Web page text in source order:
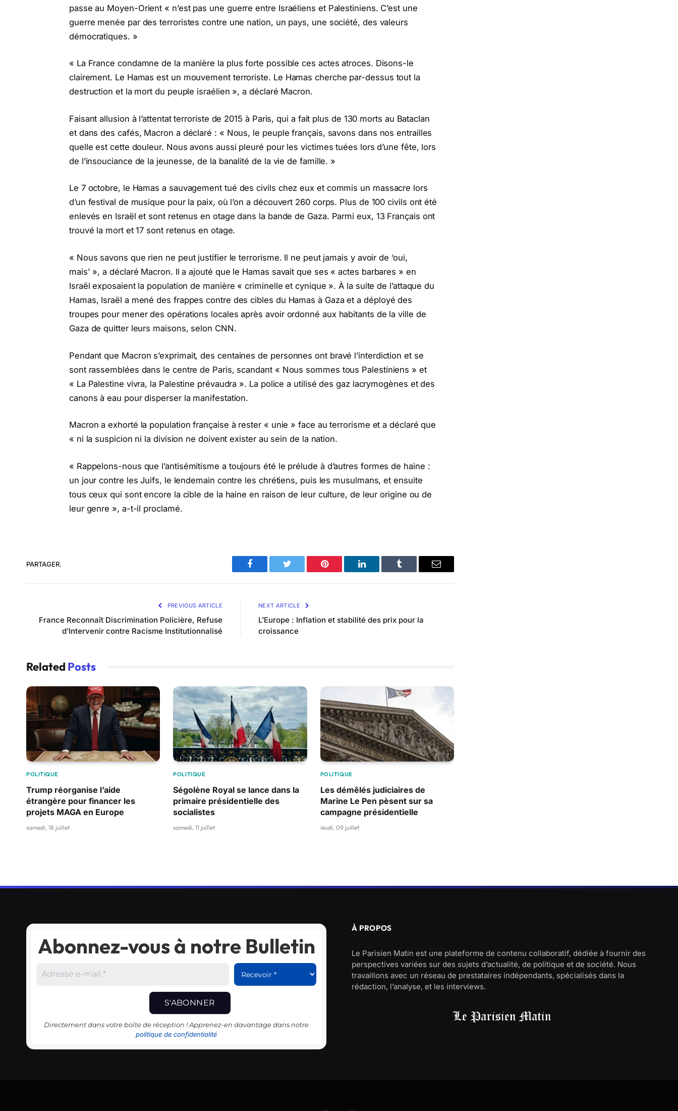
passe au Moyen-Orient « n’est pas une guerre entre Israéliens et Palestiniens. C’est une
guerre menée par des terroristes contre une nation, un pays, une société, des valeurs
démocratiques. »
« La France condamne de la manière la plus forte possible ces actes atroces. Disons-le
clairement. Le Hamas est un mouvement terroriste. Le Hamas cherche par-dessus tout la
destruction et la mort du peuple israélien », a déclaré Macron.
Faisant allusion à l’attentat terroriste de 2015 à Paris, qui a fait plus de 130 morts au Bataclan
et dans des cafés, Macron a déclaré : « Nous, le peuple français, savons dans nos entrailles
quelle est cette douleur. Nous avons aussi pleuré pour les victimes tuées lors d’une fête, lors
de l’insouciance de la jeunesse, de la banalité de la vie de famille. »
Le 7 octobre, le Hamas a sauvagement tué des civils chez eux et commis un massacre lors
d’un festival de musique pour la paix, où l’on a découvert 260 corps. Plus de 100 civils ont été
enlevés en Israël et sont retenus en otage dans la bande de Gaza. Parmi eux, 13 Français ont
trouvé la mort et 17 sont retenus en otage.
« Nous savons que rien ne peut justifier le terrorisme. Il ne peut jamais y avoir de ‘oui,
mais' », a déclaré Macron. Il a ajouté que le Hamas savait que ses « actes barbares » en
Israël exposaient la population de manière « criminelle et cynique ». À la suite de l’attaque du
Hamas, Israël a mené des frappes contre des cibles du Hamas à Gaza et a déployé des
troupes pour mener des opérations locales après avoir ordonné aux habitants de la ville de
Gaza de quitter leurs maisons, selon CNN.
Pendant que Macron s’exprimait, des centaines de personnes ont bravé l’interdiction et se
sont rassemblées dans le centre de Paris, scandant « Nous sommes tous Palestiniens » et
« La Palestine vivra, la Palestine prévaudra ». La police a utilisé des gaz lacrymogènes et des
canons à eau pour disperser la manifestation.
Macron a exhorté la population française à rester « unie » face au terrorisme et a déclaré que
« ni la suspicion ni la division ne doivent exister au sein de la nation.
« Rappelons-nous que l’antisémitisme a toujours été le prélude à d’autres formes de haine :
un jour contre les Juifs, le lendemain contre les chrétiens, puis les musulmans, et ensuite
tous ceux qui sont encore la cible de la haine en raison de leur culture, de leur origine ou de
leur genre », a-t-il proclamé.
PARTAGER.
Facebook Twitter Pinterest LinkedIn Tumblr Email
PREVIOUS ARTICLE
France Reconnaît Discrimination Policière, Refuse
d’Intervenir contre Racisme Institutionnalisé
NEXT ARTICLE
L’Europe : Inflation et stabilité des prix pour la
croissance
Related Posts
POLITIQUE
Trump réorganise l’aide
étrangère pour financer les
projets MAGA en Europe
samedi, 18 juillet
POLITIQUE
Ségolène Royal se lance dans la
primaire présidentielle des
socialistes
samedi, 11 juillet
POLITIQUE
Les démêlés judiciaires de
Marine Le Pen pèsent sur sa
campagne présidentielle
jeudi, 09 juillet
Abonnez-vous à notre Bulletin
Directement dans votre boîte de réception ! Apprenez-en davantage dans notre
politique de confidentialité
À PROPOS
Le Parisien Matin est une plateforme de contenu collaboratif, dédiée à fournir des
perspectives variées sur des sujets d’actualité, de politique et de société. Nous
travaillons avec un réseau de prestataires indépendants, spécialisés dans la
rédaction, l’analyse, et les interviews.